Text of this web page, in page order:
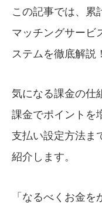
この記事では、累
マッチングサービ
ステムを徹底解説！
気になる課金の仕
課金でポイントを
支払い設定方法ま
紹介します。
「なるべくお金